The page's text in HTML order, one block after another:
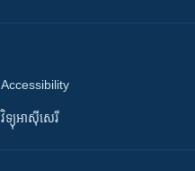
Accessibility
វិទ្យុ​អាស៊ី​សេរី